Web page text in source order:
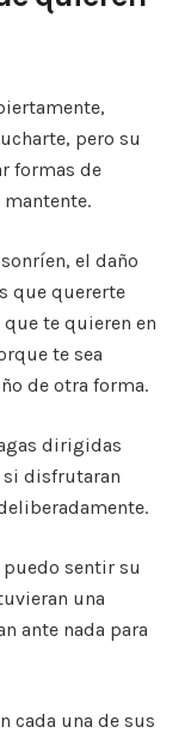
pero su
formas de
mantente.
el daño
que quererte
te quieren en
te sea
de otra forma.
dirigidas
si disfrutaran
sentir su
una
ante nada para
cada una de sus